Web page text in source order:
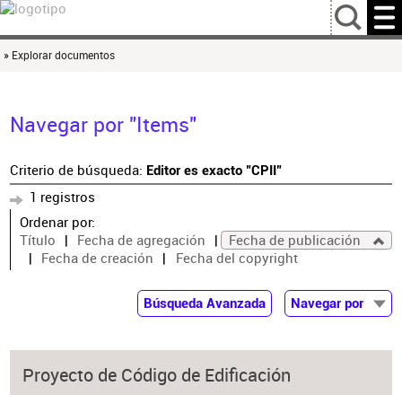
…
» Explorar documentos
Navegar por "Items"
Criterio de búsqueda: Editor es exacto "CPII"
1 registros
Ordenar por:
Título
Fecha de agregación
Fecha de publicación
Fecha de creación
Fecha del copyright
Búsqueda Avanzada
Navegar por
Autor
Proyecto de Código de Edificación